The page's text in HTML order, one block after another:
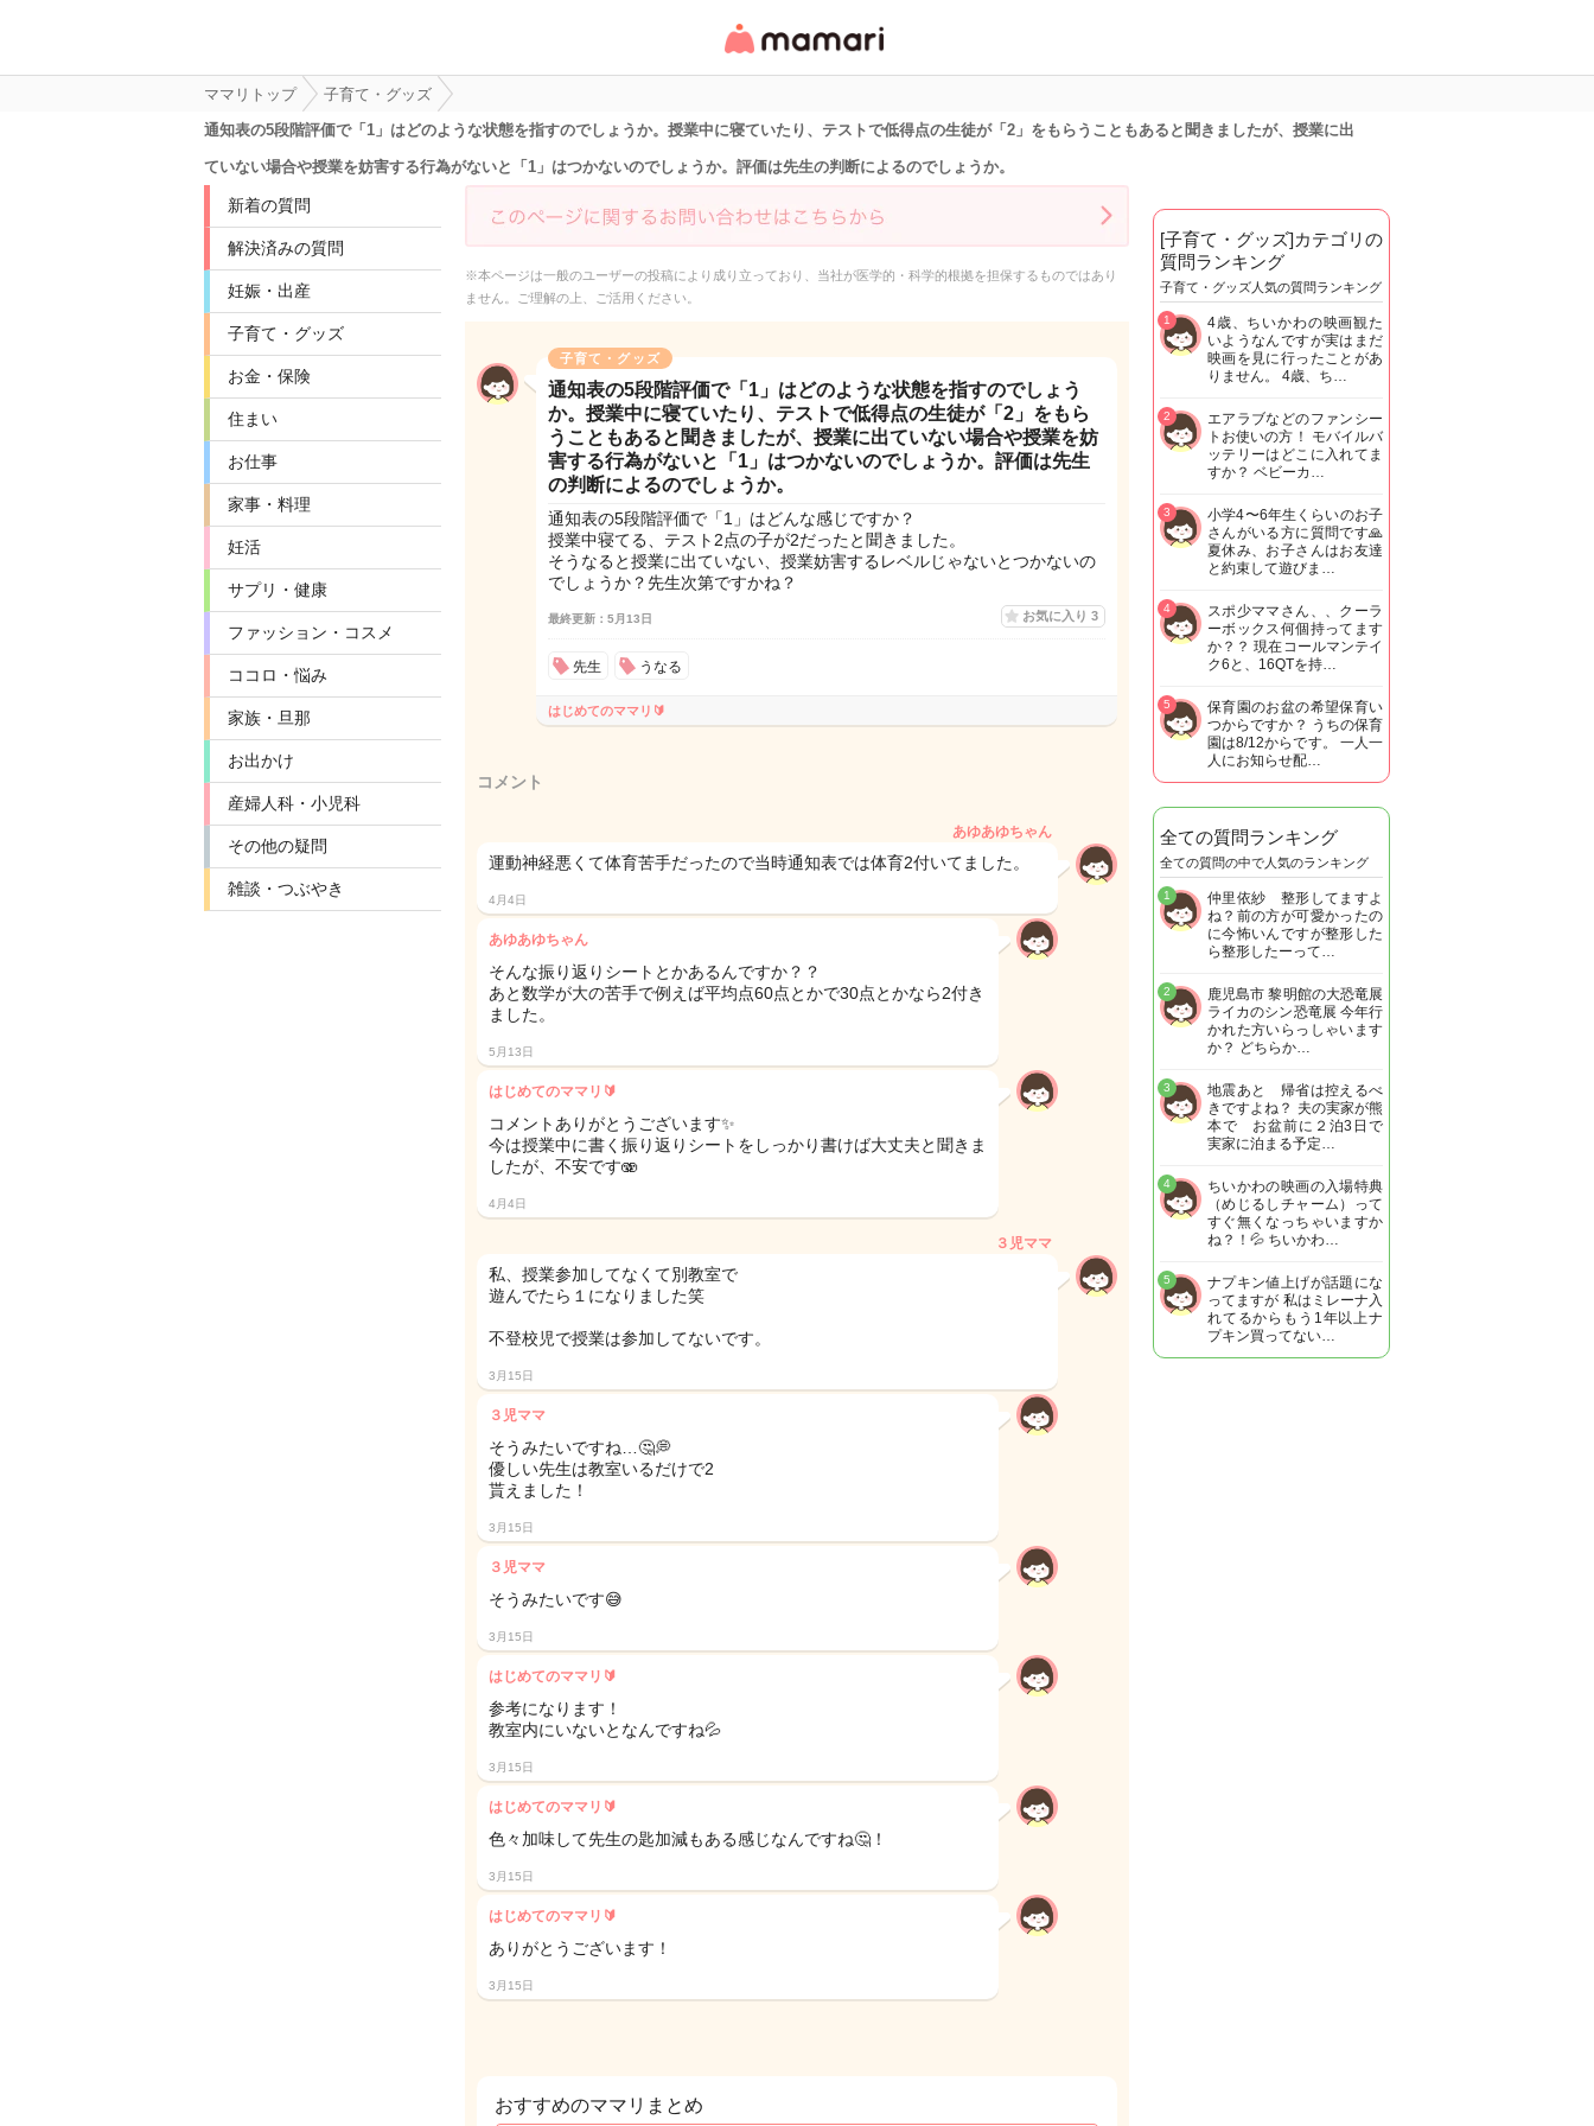
リ・情報サイト
ママリトップ
子育て・グッズ
通知表の5段階評価で「1」はどのような状態を指すのでしょうか。授業中に寝ていたり、テストで低得点の生徒が「2」をもらうこともあると聞きましたが、授業に出
ていない場合や授業を妨害する行為がないと「1」はつかないのでしょうか。評価は先生の判断によるのでしょうか。
新着の質問
解決済みの質問
妊娠・出産
子育て・グッズ
お金・保険
住まい
お仕事
家事・料理
妊活
サプリ・健康
ファッション・コスメ
ココロ・悩み
家族・旦那
お出かけ
産婦人科・小児科
その他の疑問
雑談・つぶやき
※本ページは一般のユーザーの投稿により成り立っており、当社が医学的・科学的根拠を担保するものではあり
ません。ご理解の上、ご活用ください。
子育て・グッズ
通知表の5段階評価で「1」はどのような状態を指すのでしょう
か。授業中に寝ていたり、テストで低得点の生徒が「2」をもら
うこともあると聞きましたが、授業に出ていない場合や授業を妨
害する行為がないと「1」はつかないのでしょうか。評価は先生
の判断によるのでしょうか。
通知表の5段階評価で「1」はどんな感じですか？
授業中寝てる、テスト2点の子が2だったと聞きました。
そうなると授業に出ていない、授業妨害するレベルじゃないとつかないの
でしょうか？先生次第ですかね？
最終更新：5月13日 お気に入り 3
先生 うなる
はじめてのママリ🔰
コメント
あゆあゆちゃん
運動神経悪くて体育苦手だったので当時通知表では体育2付いてました。
4月4日
あゆあゆちゃん
そんな振り返りシートとかあるんですか？？
あと数学が大の苦手で例えば平均点60点とかで30点とかなら2付き
ました。
5月13日
はじめてのママリ🔰
コメントありがとうございます✨
今は授業中に書く振り返りシートをしっかり書けば大丈夫と聞きま
したが、不安です🫨
4月4日
３児ママ
私、授業参加してなくて別教室で
遊んでたら１になりました笑
不登校児で授業は参加してないです。
3月15日
３児ママ
そうみたいですね…🤔💭
優しい先生は教室いるだけで2
貰えました！
3月15日
３児ママ
そうみたいです😅
3月15日
はじめてのママリ🔰
参考になります！
教室内にいないとなんですね💦
3月15日
はじめてのママリ🔰
色々加味して先生の匙加減もある感じなんですね🤔！
3月15日
はじめてのママリ🔰
ありがとうございます！
3月15日
おすすめのママリまとめ
[子育て・グッズ]カテゴリの
質問ランキング
子育て・グッズ人気の質問ランキング
4歳、ちいかわの映画観た
いようなんですが実はまだ
映画を見に行ったことがあ
りません。 4歳、ち…
1
エアラブなどのファンシー
トお使いの方！ モバイルバ
ッテリーはどこに入れてま
すか？ ベビーカ…
2
小学4〜6年生くらいのお子
さんがいる方に質問です🙏
夏休み、お子さんはお友達
と約束して遊びま…
3
スポ少ママさん、、クーラ
ーボックス何個持ってます
か？？ 現在コールマンテイ
ク6と、16QTを持…
4
保育園のお盆の希望保育い
つからですか？ うちの保育
園は8/12からです。 一人一
人にお知らせ配…
5
全ての質問ランキング
全ての質問の中で人気のランキング
仲里依紗 整形してますよ
ね？前の方が可愛かったの
に今怖いんですが整形した
ら整形したーって…
1
鹿児島市 黎明館の大恐竜展
ライカのシン恐竜展 今年行
かれた方いらっしゃいます
か？ どちらか…
2
地震あと 帰省は控えるべ
きですよね？ 夫の実家が熊
本で お盆前に２泊3日で
実家に泊まる予定…
3
ちいかわの映画の入場特典
（めじるしチャーム）って
すぐ無くなっちゃいますか
ね？！💦 ちいかわ…
4
ナプキン値上げが話題にな
ってますが 私はミレーナ入
れてるからもう1年以上ナ
プキン買ってない…
5